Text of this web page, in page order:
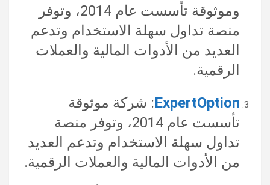
وموثوقة تأسست عام 2014، وتوفر
منصة تداول سهلة الاستخدام وتدعم
العديد من الأدوات المالية والعملات
الرقمية.
ExpertOption: شركة موثوقة
تأسست عام 2014، وتوفر منصة
تداول سهلة الاستخدام وتدعم العديد
من الأدوات المالية والعملات الرقمية.